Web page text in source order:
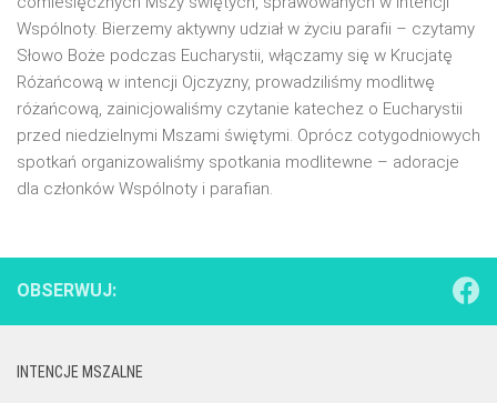
Wspólnoty. Bierzemy aktywny udział w życiu parafii – czytamy
Słowo Boże podczas Eucharystii, włączamy się w Krucjatę
Różańcową w intencji Ojczyzny, prowadziliśmy modlitwę
różańcową, zainicjowaliśmy czytanie katechez o Eucharystii
przed niedzielnymi Mszami świętymi. Oprócz cotygodniowych
spotkań organizowaliśmy spotkania modlitewne – adoracje
dla członków Wspólnoty i parafian.
OBSERWUJ:
INTENCJE MSZALNE